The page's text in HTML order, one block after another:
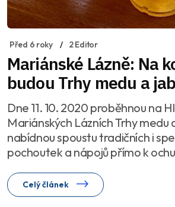
Před 6 roky 2 Editor
Mariánské Lázně: Na
budou Trhy medu a
Dne 11. 10. 2020 proběhnou na
Mariánských Lázních Trhy medu
nabídnou spoustu tradičních i
pochoutek a nápojů přímo k
Celý článek